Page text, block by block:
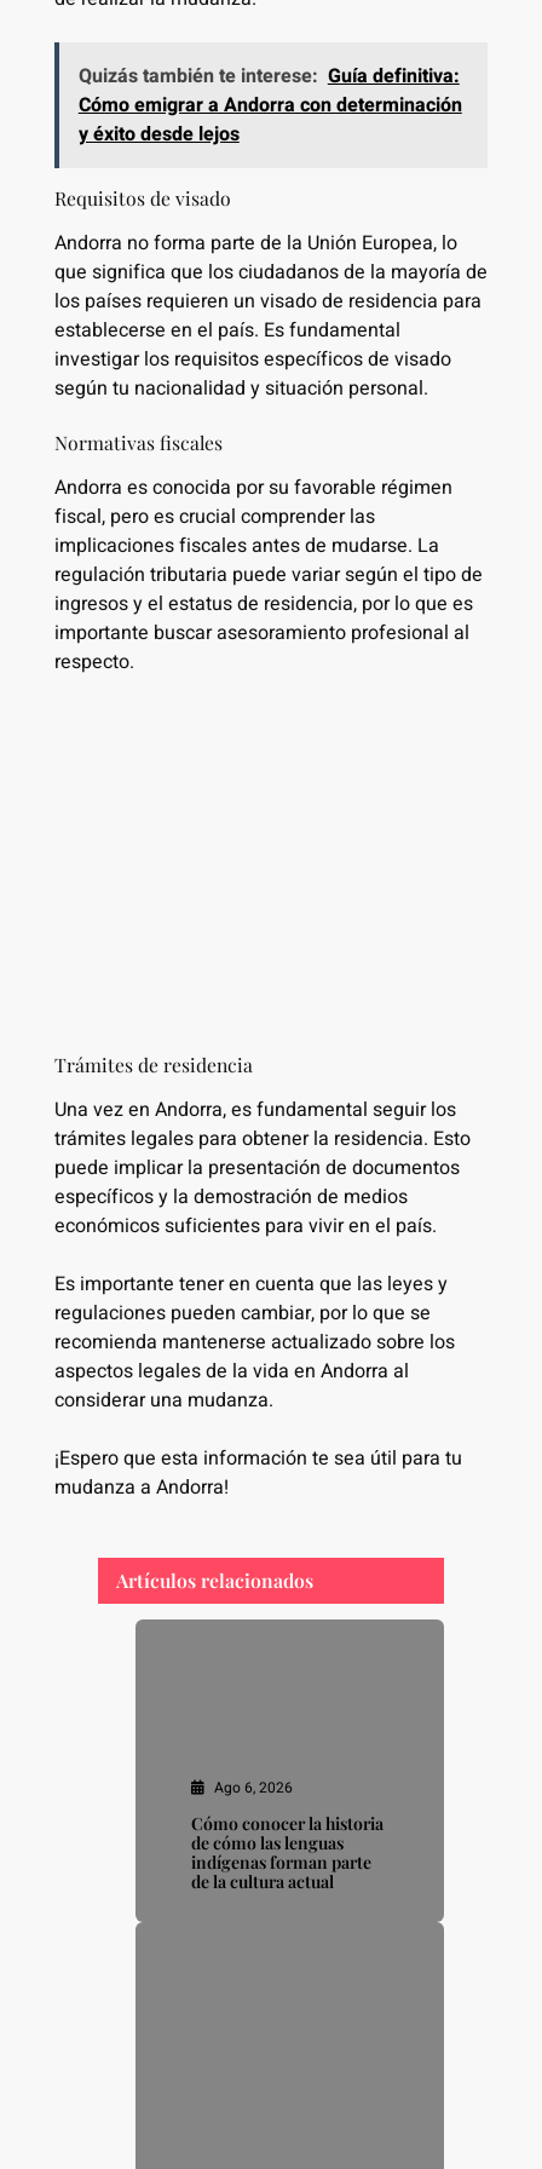
Quizás también te interese: Guía definitiva:
Cómo emigrar a Andorra con determinación
y éxito desde lejos
Requisitos de visado
Andorra no forma parte de la Unión Europea, lo
que significa que los ciudadanos de la mayoría de
los países requieren un visado de residencia para
establecerse en el país. Es fundamental
investigar los requisitos específicos de visado
según tu nacionalidad y situación personal.
Normativas fiscales
Andorra es conocida por su favorable régimen
fiscal, pero es crucial comprender las
implicaciones fiscales antes de mudarse. La
regulación tributaria puede variar según el tipo de
ingresos y el estatus de residencia, por lo que es
importante buscar asesoramiento profesional al
respecto.
Trámites de residencia
Una vez en Andorra, es fundamental seguir los
trámites legales para obtener la residencia. Esto
puede implicar la presentación de documentos
específicos y la demostración de medios
económicos suficientes para vivir en el país.
Es importante tener en cuenta que las leyes y
regulaciones pueden cambiar, por lo que se
recomienda mantenerse actualizado sobre los
aspectos legales de la vida en Andorra al
considerar una mudanza.
¡Espero que esta información te sea útil para tu
mudanza a Andorra!
Artículos relacionados
Ago 6, 2026
Cómo conocer la historia
de cómo las lenguas
indígenas forman parte
de la cultura actual